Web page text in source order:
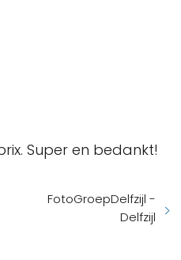
Super en bedankt!
FotoGroepDelfzijl -
Delfzijl